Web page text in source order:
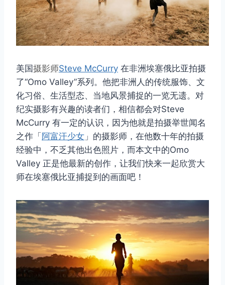
美国摄影师Steve McCurry 在非洲埃塞俄比亚拍摄
了“Omo Valley”系列。他把非洲人的传统服饰、文
化习俗、生活型态、当地风景捕捉的一览无遗。对
纪实摄影有兴趣的读者们，相信都会对Steve
McCurry 有一定的认识，因为他就是拍摄举世闻名
之作「 阿富汗少女 」的摄影师，在他数十年的拍摄
经验中，不乏其他出色照片，而本文中的Omo
Valley 正是他最新的创作，让我们快来一起欣赏大
师在埃塞俄比亚捕捉到的画面吧！